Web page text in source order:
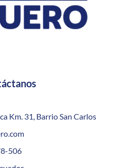
Km. 31, Barrio San Carlos
506